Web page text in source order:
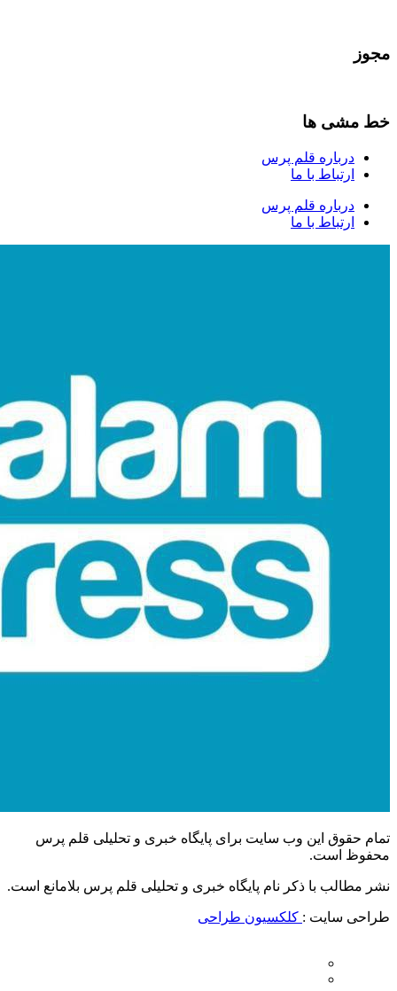
مجوز
خط مشی ها
درباره قلم پرس
ارتباط با ما
درباره قلم پرس
ارتباط با ما
تمام حقوق این وب سایت برای پایگاه خبری و تحلیلی قلم پرس
محفوظ است.
نشر مطالب با ذکر نام پایگاه خبری و تحلیلی قلم پرس بلامانع است.
طراحی سایت : کلکسیون طراحی